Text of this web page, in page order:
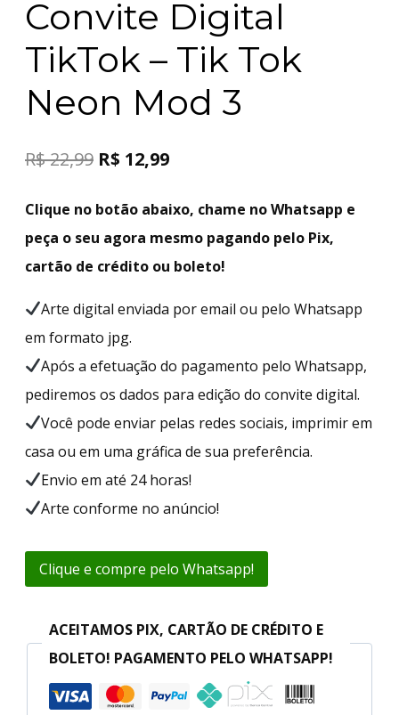
Convite Digital
TikTok – Tik Tok
Neon Mod 3
R$22,99 R$ 12,99
Clique no botão abaixo, chame no Whatsapp e
peça o seu agora mesmo pagando pelo Pix,
cartão de crédito ou boleto!
Arte digital enviada por email ou pelo Whatsapp
em formato jpg.
Após a efetuação do pagamento pelo Whatsapp,
pediremos os dados para edição do convite digital.
Você pode enviar pelas redes sociais, imprimir em
casa ou em uma gráfica de sua preferência.
Envio em até 24 horas!
Arte conforme no anúncio!
Clique e compre pelo Whatsapp!
ACEITAMOS PIX, CARTÃO DE CRÉDITO E
BOLETO! PAGAMENTO PELO WHATSAPP!